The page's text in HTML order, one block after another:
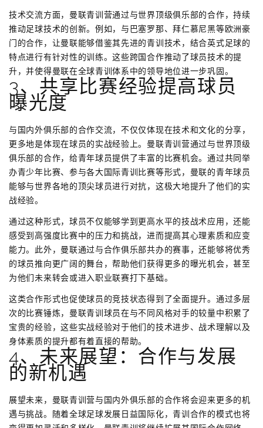
技术交流方面，曼联青训营通过与世界顶级俱乐部的合作，持续
推动足球技术的创新。例如，与巴塞罗那、拜仁慕尼黑等欧洲豪
门的合作，让曼联能够借鉴其先进的青训技术，结合英式足球的
特点进行有针对性的训练。这些跨国合作推动了球员技术的提
升，并使得曼联在全球青训体系中的领导地位进一步巩固。
3、共享比赛经验提高球员
曝光度
与国内外俱乐部的合作交流，不仅仅体现在技术和文化的分享，
更多地是体现在球员的实战经验上。曼联青训营通过与世界顶级
俱乐部的合作，给青年球员提供了丰富的比赛机会。通过共同举
办青少年比赛、参与各大国际青训比赛等形式，曼联的青年球员
能够与世界各地的顶尖球员进行对抗，这极大地提升了他们的实
战经验。
通过这种形式，球员不仅能够学到更高水平的技战术应用，还能
感受到高强度比赛中的压力和挑战，进而提高其心理素质和应变
能力。此外，曼联通过与合作俱乐部共办的赛事，还能够将优秀
的球员推向更广阔的舞台，帮助他们获得更多的曝光机会，甚至
为他们未来转会或进入职业联赛打下基础。
这类合作形式也促使球员的竞技状态得到了全面提升。通过多层
次的比赛锤炼，曼联青训球员在与不同风格对手的较量中积累了
宝贵的经验，这些实战经验对于他们的技术进步、战术理解以及
身体素质的提升都有着直接的帮助。
4、未来展望：合作与发展
的新机遇
展望未来，曼联青训营与国内外俱乐部的合作将会迎来更多的机
遇与挑战。随着全球足球发展日益国际化，青训合作的模式也将